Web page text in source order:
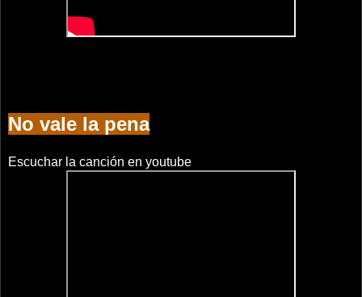
No vale la pena
Escuchar la canción en youtube